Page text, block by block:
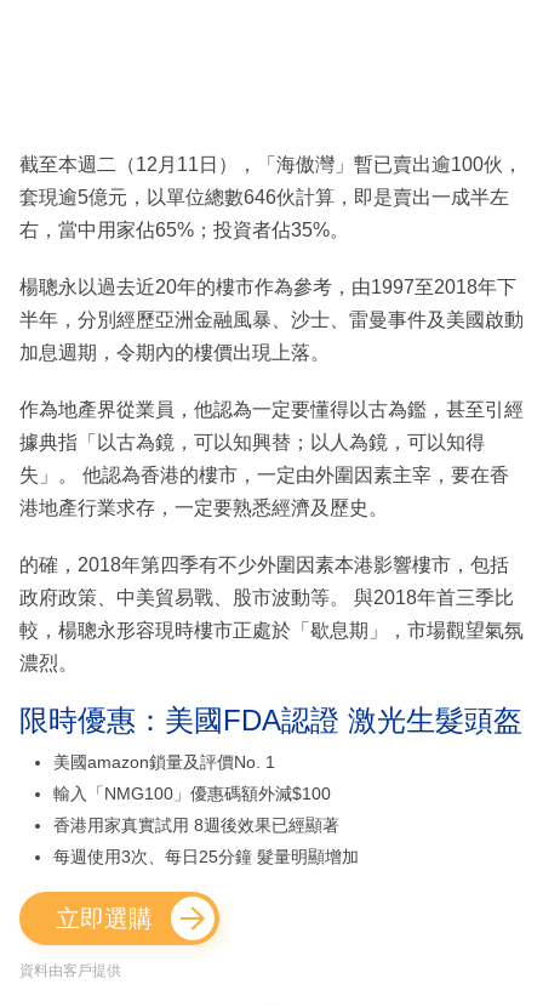
截至本週二（12月11日），「海傲灣」暫已賣出逾100伙，
套現逾5億元，以單位總數646伙計算，即是賣出一成半左
右，當中用家佔65%；投資者佔35%。
楊聰永以過去近20年的樓市作為參考，由1997至2018年下
半年，分別經歷亞洲金融風暴、沙士、雷曼事件及美國啟動
加息週期，令期內的樓價出現上落。
作為地產界從業員，他認為一定要懂得以古為鑑，甚至引經
據典指「以古為鏡，可以知興替；以人為鏡，可以知得
失」。 他認為香港的樓市，一定由外圍因素主宰，要在香
港地產行業求存，一定要熟悉經濟及歷史。
的確，2018年第四季有不少外圍因素本港影響樓市，包括
政府政策、中美貿易戰、股市波動等。 與2018年首三季比
較，楊聰永形容現時樓市正處於「歇息期」，市場觀望氣氛
濃烈。
限時優惠：美國FDA認證 激光生髮頭盔
美國amazon鎖量及評價No. 1
輸入「NMG100」優惠碼額外減$100
香港用家真實試用 8週後效果已經顯著
每週使用3次、每日25分鐘 髮量明顯增加
立即選購
資料由客戶提供